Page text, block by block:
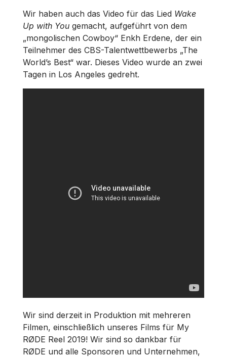
Wir haben auch das Video für das Lied Wake
Up with You gemacht, aufgeführt von dem
„mongolischen Cowboy“ Enkh Erdene, der ein
Teilnehmer des CBS-Talentwettbewerbs „The
World’s Best“ war. Dieses Video wurde an zwei
Tagen in Los Angeles gedreht.
Wir sind derzeit in Produktion mit mehreren
Filmen, einschließlich unseres Films für My
RØDE Reel 2019! Wir sind so dankbar für
RØDE und alle Sponsoren und Unternehmen,